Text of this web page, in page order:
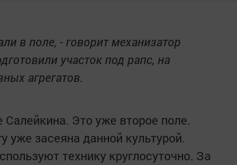
в поле, - говорит механизатор
участок под рапс, на
агрегатов.
Салейкина. Это уже второе поле.
уже засеяна данной культурой.
технику круглосуточно. За